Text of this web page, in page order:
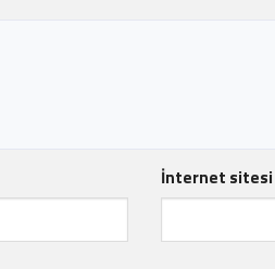
İnternet sitesi